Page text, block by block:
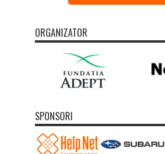
ORGANIZATOR
SPONSORI